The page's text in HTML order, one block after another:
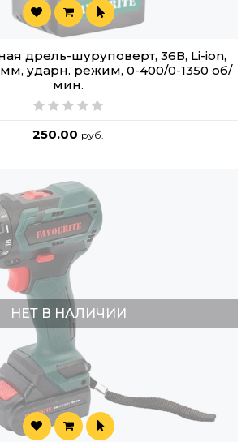
дрель-шуруповерт, 36В, Li-ion,
ударн. режим, 0-400/0-1350 об/
мин.
250.00 руб.
НЕТ В НАЛИЧИИ